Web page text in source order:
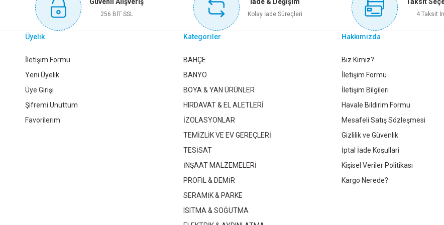
Gönder
Sepete Ekle Sepete Ekle Sepete Ekle
16,55 TL
Sepete Ekle
23,60 TL 72,05 TL
Sepete Ekle
256 BİT SSL Kolay İade Süreçleri 4 Taksit
Üyelik
İletişim Formu
Yeni Üyelik
Üye Girişi
Şifremi Unuttum
Favorilerim
Kategoriler
BAHÇE
BANYO
BOYA & YAN ÜRÜNLER
HIRDAVAT & EL ALETLERİ
İZOLASYONLAR
TEMİZLİK VE EV GEREÇLERİ
TESİSAT
İNŞAAT MALZEMELERİ
PROFİL & DEMİR
SERAMİK & PARKE
ISITMA & SOĞUTMA
Hakkımızda
Biz Kimiz?
İletişim Formu
İletişim Bilgileri
Havale Bildirim Formu
Mesafeli Satış Sözleşmesi
Gizlilik ve Güvenlik
İptal İade Koşullari
Kişisel Veriler Politikası
Kargo Nerede?